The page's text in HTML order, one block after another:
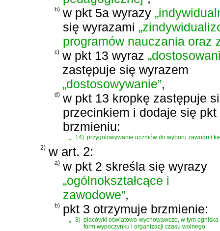
b) w pkt 5a wyrazy
się wyrazami
programów nauczania oraz
c) w pkt 13 wyraz
zastępuje się wyrazem
„dostosowywanie”,
d) w pkt 13 kropkę zastępuje
przecinkiem i dodaje się pkt
brzmieniu:
„ 14) przygotowywanie uczniów do wyboru zawodu i
2) w art. 2:
a) w pkt 2 skreśla się wyrazy
„ogólnokształcące i
zawodowe”,
b) pkt 3 otrzymuje brzmienie:
„ 3) placówki oświatowo-wychowawcze, w tym
form wypoczynku i organizacji czasu wolnego,